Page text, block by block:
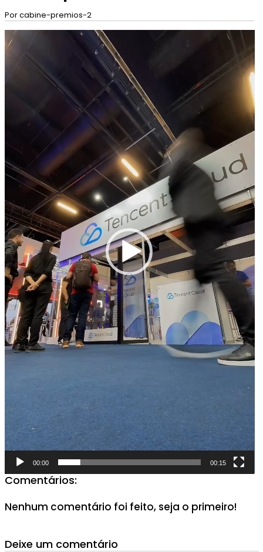
Por cabine-premios-2
Tocador
de
00:00 00:15
Comentários:
Nenhum comentário foi feito, seja o primeiro!
Deixe um comentário